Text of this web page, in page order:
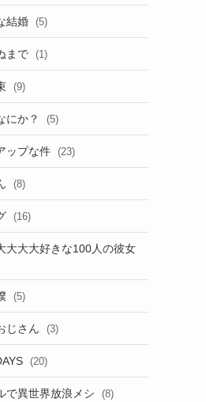
結婚 (5)
まで (1)
(9)
にか？ (5)
ップな件 (23)
(8)
(16)
大大大好きな100人の彼女
(5)
じさん (3)
(20)
で異世界放浪メシ (8)